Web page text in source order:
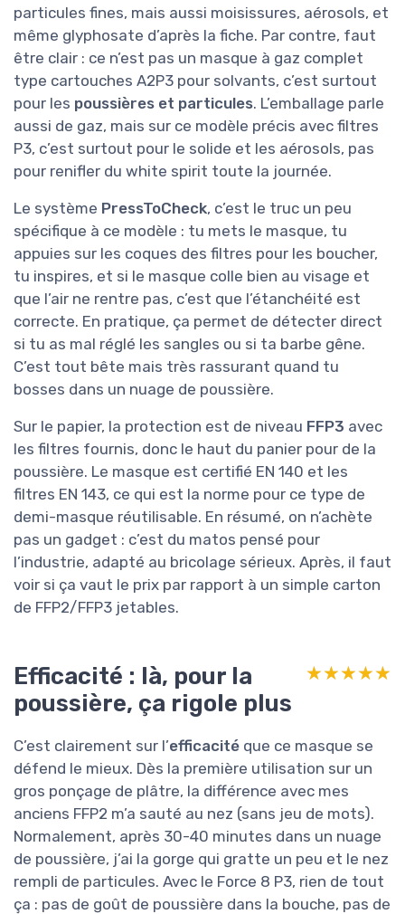
particules fines, mais aussi moisissures, aérosols, et
même glyphosate d’après la fiche. Par contre, faut
être clair : ce n’est pas un masque à gaz complet
type cartouches A2P3 pour solvants, c’est surtout
pour les poussières et particules. L’emballage parle
aussi de gaz, mais sur ce modèle précis avec filtres
P3, c’est surtout pour le solide et les aérosols, pas
pour renifler du white spirit toute la journée.
Le système PressToCheck, c’est le truc un peu
spécifique à ce modèle : tu mets le masque, tu
appuies sur les coques des filtres pour les boucher,
tu inspires, et si le masque colle bien au visage et
que l’air ne rentre pas, c’est que l’étanchéité est
correcte. En pratique, ça permet de détecter direct
si tu as mal réglé les sangles ou si ta barbe gêne.
C’est tout bête mais très rassurant quand tu
bosses dans un nuage de poussière.
Sur le papier, la protection est de niveau FFP3 avec
les filtres fournis, donc le haut du panier pour de la
poussière. Le masque est certifié EN 140 et les
filtres EN 143, ce qui est la norme pour ce type de
demi-masque réutilisable. En résumé, on n’achète
pas un gadget : c’est du matos pensé pour
l’industrie, adapté au bricolage sérieux. Après, il faut
voir si ça vaut le prix par rapport à un simple carton
de FFP2/FFP3 jetables.
Efficacité : là, pour la
poussière, ça rigole plus
★★★★★
★★★★★
C’est clairement sur l’efficacité que ce masque se
défend le mieux. Dès la première utilisation sur un
gros ponçage de plâtre, la différence avec mes
anciens FFP2 m’a sauté au nez (sans jeu de mots).
Normalement, après 30-40 minutes dans un nuage
de poussière, j’ai la gorge qui gratte un peu et le nez
rempli de particules. Avec le Force 8 P3, rien de tout
ça : pas de goût de poussière dans la bouche, pas de